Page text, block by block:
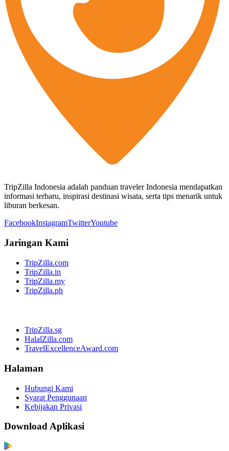
TripZilla Indonesia adalah panduan traveler Indonesia mendapatkan
informasi terbaru, inspirasi destinasi wisata, serta tips menarik untuk
liburan berkesan.
FacebookInstagramTwitterYoutube
Jaringan Kami
TripZilla.com
TripZilla.in
TripZilla.my
TripZilla.ph
TripZilla.sg
HalalZilla.com
TravelExcellenceAward.com
Halaman
Hubungi Kami
Syarat Penggunaan
Kebijakan Privasi
Download Aplikasi